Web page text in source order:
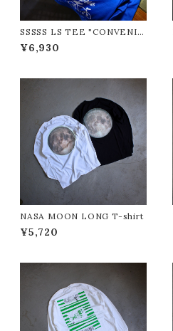
SSSSS LS TEE "CONVENIE
NT STORE/コンビニエントスト
ア"
¥6,930
NASA MOON LONG T-shirt
¥5,720